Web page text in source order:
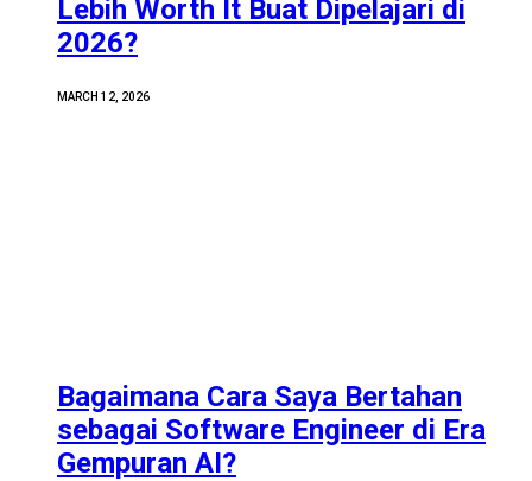
Lebih Worth It Buat Dipelajari di
2026?
MARCH 12, 2026
Bagaimana Cara Saya Bertahan
sebagai Software Engineer di Era
Gempuran AI?